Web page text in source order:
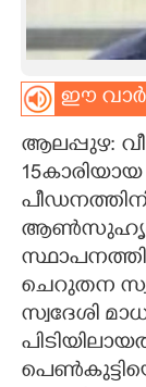
ASTRO
CARTOONS
LITERATURE
CONTACT US
ഈ
ആലപ്പുഴ:
ആൺസുഹൃത്തും
ചെറുതന
സ്വദേശി